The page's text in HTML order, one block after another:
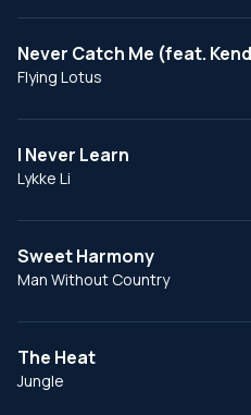
Never Catch Me (feat.
Flying Lotus
I Never Learn
Lykke Li
Sweet Harmony
Man Without Country
The Heat
Jungle